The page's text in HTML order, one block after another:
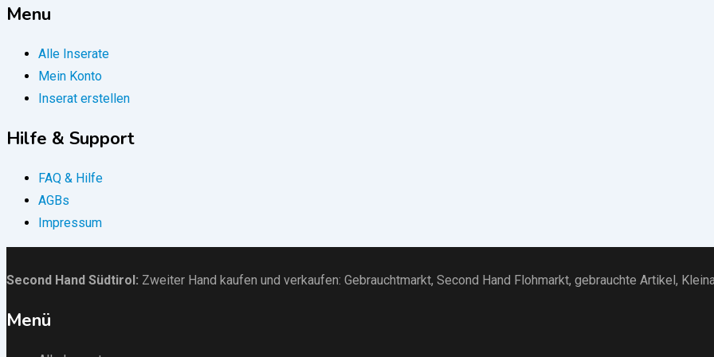
Menu
Alle Inserate
Mein Konto
Inserat erstellen
Hilfe & Support
FAQ & Hilfe
AGBs
Impressum
Second Hand Südtirol : Zweiter Hand kaufen und verkaufen: Gebrauchtmarkt, Second Hand Flohmarkt, gebrauchte Artikel ,
Menü